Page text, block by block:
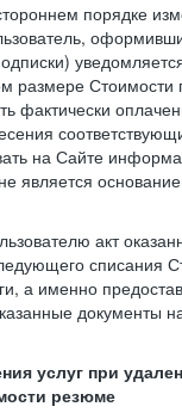
порядке
Стоимости
фактически
на Сайте
является
акт
списания
а именно
документы
услуг при
резюме